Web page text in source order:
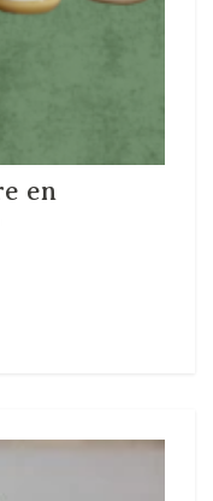
en